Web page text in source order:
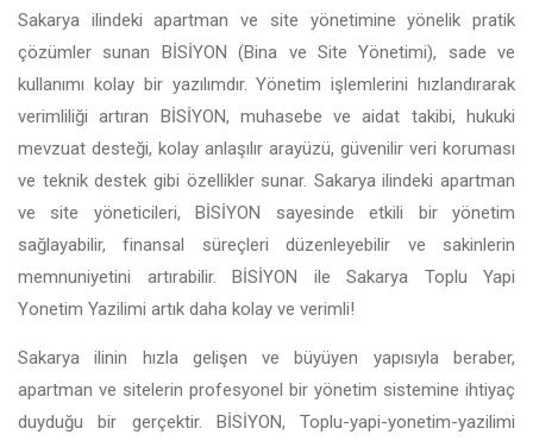
Sakarya ilindeki apartman ve site yönetimine yönelik pratik
çözümler sunan BİSİYON (Bina ve Site Yönetimi), sade ve
kullanımı kolay bir yazılımdır. Yönetim işlemlerini hızlandırarak
verimliliği artıran BİSİYON, muhasebe ve aidat takibi, hukuki
mevzuat desteği, kolay anlaşılır arayüzü, güvenilir veri koruması
ve teknik destek gibi özellikler sunar. Sakarya ilindeki apartman
ve site yöneticileri, BİSİYON sayesinde etkili bir yönetim
sağlayabilir, finansal süreçleri düzenleyebilir ve sakinlerin
memnuniyetini artırabilir. BİSİYON ile Sakarya Toplu Yapi
Yonetim Yazilimi artık daha kolay ve verimli!
Sakarya ilinin hızla gelişen ve büyüyen yapısıyla beraber,
apartman ve sitelerin profesyonel bir yönetim sistemine ihtiyaç
duyduğu bir gerçektir. BİSİYON, Toplu-yapi-yonetim-yazilimi